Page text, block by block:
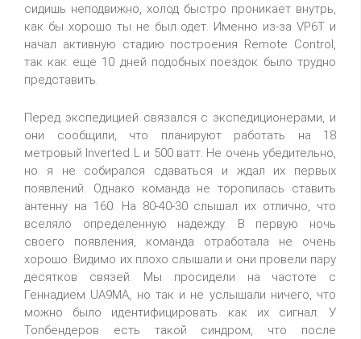
сидишь неподвижно, холод быстро проникает внутрь,
как бы хорошо ты не был одет. Именно из-за VP6T и
начал активную стадию построения Remote Control,
так как еще 10 дней подобных поездок было трудно
представить.
Перед экспедицией связался с экспедиционерами, и
они сообщили, что планируют работать на 18
метровый Inverted L и 500 ватт. Не очень убедительно,
но я не собирался сдаваться и ждал их первых
появлений. Однако команда не торопилась ставить
антенну на 160. На 80-40-30 слышал их отлично, что
вселяло определенную надежду. В первую ночь
своего появления, команда отработала не очень
хорошо. Видимо их плохо слышали и они провели пару
десятков связей. Мы просидели на частоте с
Геннадием UA9MA, но так и не услышали ничего, что
можно было идентифицировать как их сигнал. У
Топбендеров есть такой синдром, что после